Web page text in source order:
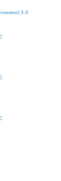
3.0